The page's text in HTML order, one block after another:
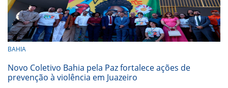
BAHIA
Novo Coletivo Bahia pela Paz fortalece ações de
prevenção à violência em Juazeiro